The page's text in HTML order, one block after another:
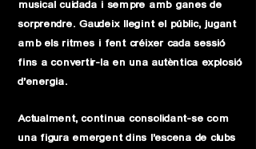
musical cuidada i sempre amb ganes de
sorprendre. Gaudeix llegint el públic, jugant
amb els ritmes i fent créixer cada sessió
fins a convertir-la en una autèntica explosió
d’energia.
Actualment, continua consolidant-se com
una figura emergent dins l’escena de clubs